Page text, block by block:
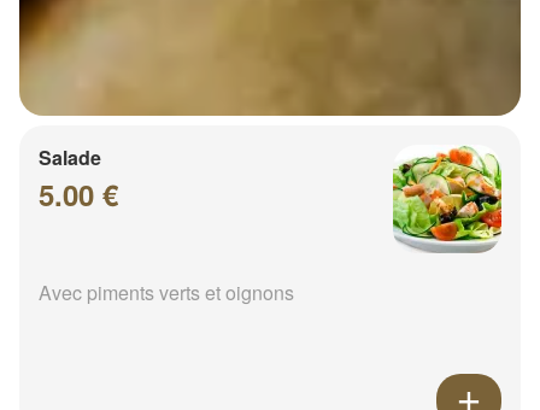
Salade
5.00 €
Avec piments verts et oignons